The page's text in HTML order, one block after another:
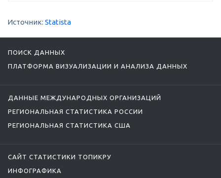
Источник: Statista
ПОИСК ДАННЫХ
ПЛАТФОРМА ВИЗУАЛИЗАЦИИ И АНАЛИЗА ДАННЫХ
ДАННЫЕ МЕЖДУНАРОДНЫХ ОРГАНИЗАЦИЙ
РЕГИОНАЛЬНАЯ СТАТИСТИКА РОССИИ
РЕГИОНАЛЬНАЯ СТАТИСТИКА США
САЙТ СТАТИСТИКИ ТОПИКРУ
ИНФОГРАФИКА